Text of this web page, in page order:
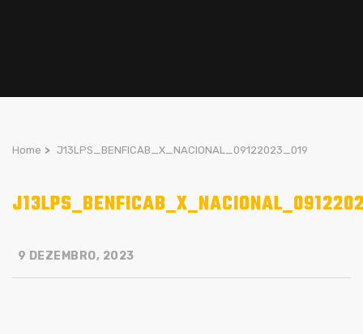
Home > J13LPS_BENFICAB_X_NACIONAL_09122023_019
9 DEZEMBRO, 2023